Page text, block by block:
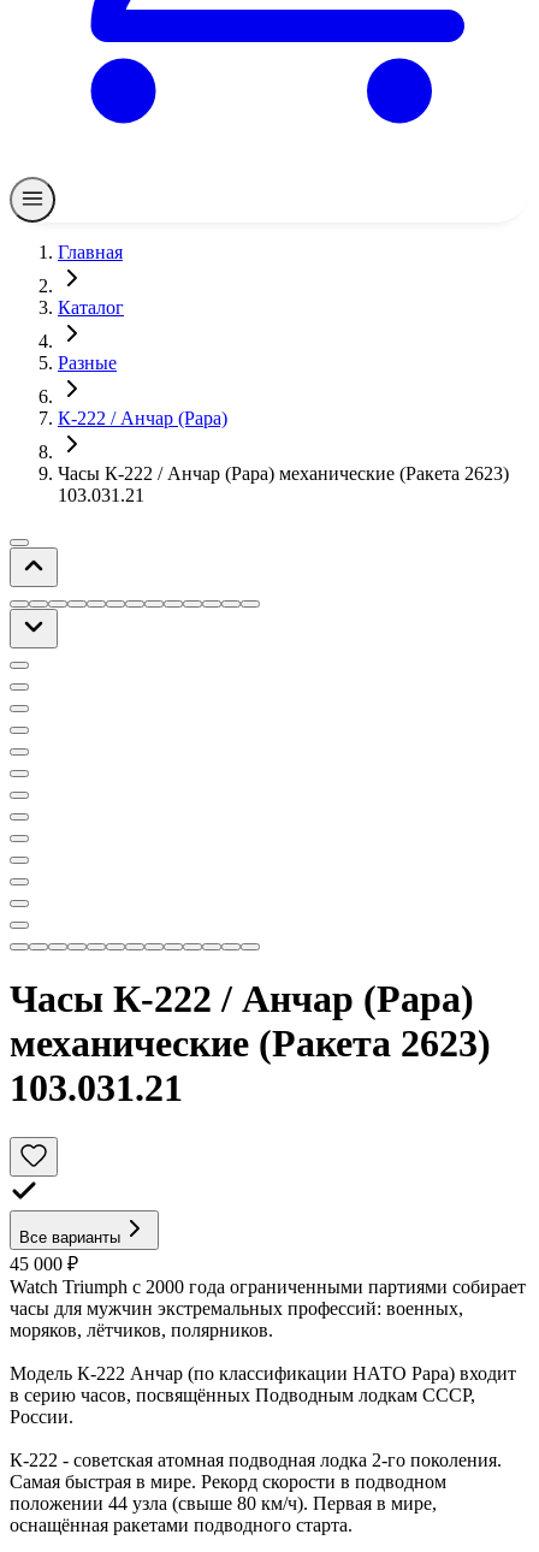
Главная
Каталог
Разные
К-222 / Анчар (Papa)
Часы К-222 / Анчар (Papa) механические (Ракета 2623)
103.031.21
Часы К-222 / Анчар (Papa)
механические (Ракета 2623)
103.031.21
Все варианты
45 000 ₽
Watch Triumph с 2000 года ограниченными партиями собирает
часы для мужчин экстремальных профессий: военных,
моряков, лётчиков, полярников.
Модель К-222 Анчар (по классификации НАТО Papa) входит
в серию часов, посвящённых Подводным лодкам СССР,
России.
К-222 - советская атомная подводная лодка 2-го поколения.
Самая быстрая в мире. Рекорд скорости в подводном
положении 44 узла (свыше 80 км/ч). Первая в мире,
оснащённая ракетами подводного старта.